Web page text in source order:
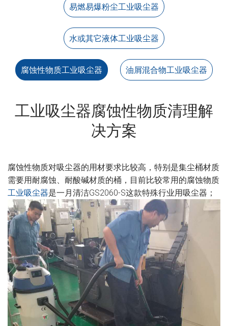
易燃易爆粉尘工业吸尘器
水或其它液体工业吸尘器
腐蚀性物质工业吸尘器 油屑混合物工业吸尘器
工业吸尘器腐蚀性物质清理解
决方案
腐蚀性物质对吸尘器的用材要求比较高，特别是集尘桶材质
需要用耐腐蚀、耐酸碱材质的桶，目前比较常用的腐蚀物质
工业吸尘器是一月清洁GS2060-S这款特殊行业用吸尘器；